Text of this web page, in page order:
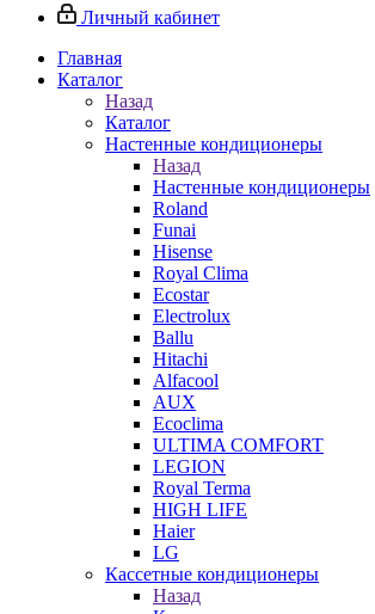
Личный кабинет
Главная
Каталог
Назад
Каталог
Настенные кондиционеры
Назад
Настенные кондиционеры
Roland
Funai
Hisense
Royal Clima
Ecostar
Electrolux
Ballu
Hitachi
Alfacool
AUX
Ecoclima
ULTIMA COMFORT
LEGION
Royal Terma
HIGH LIFE
Haier
LG
Кассетные кондиционеры
Назад